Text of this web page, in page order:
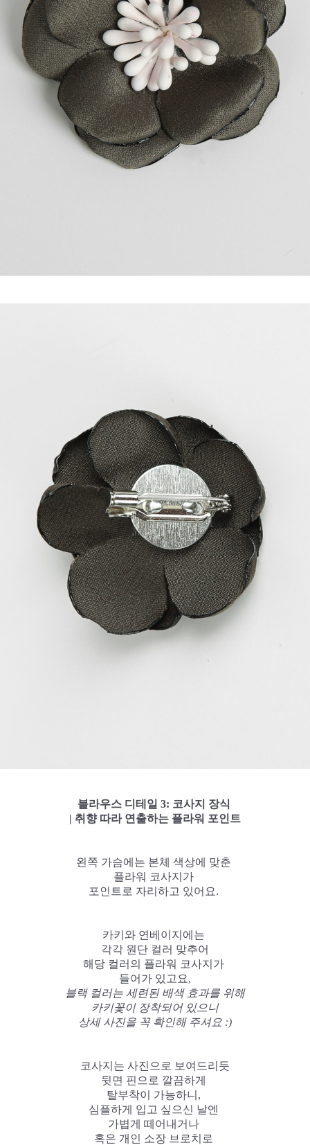
블라우스 디테일 3: 코사지 장식
| 취향 따라 연출하는 플라워 포인트
왼쪽 가슴에는 본체 색상에 맞춘
플라워 코사지가
포인트로 자리하고 있어요.
카키와 연베이지에는
각각 원단 컬러 맞추어
해당 컬러의 플라워 코사지가
들어가 있고요,
블랙 컬러는 세련된 배색 효과를 위해
카키꽃이 장착되어 있으니
상세 사진을 꼭 확인해 주셔요 :)
코사지는 사진으로 보여드리듯
뒷면 핀으로 깔끔하게
탈부착이 가능하니,
심플하게 입고 싶으신 날엔
가볍게 떼어내거나
혹은 개인 소장 브로치로